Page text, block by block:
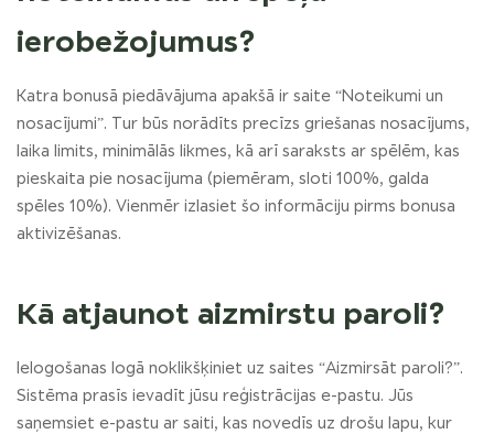
ierobežojumus?
Katra bonusā piedāvājuma apakšā ir saite “Noteikumi un
nosacījumi”. Tur būs norādīts precīzs griešanas nosacījums,
laika limits, minimālās likmes, kā arī saraksts ar spēlēm, kas
pieskaita pie nosacījuma (piemēram, sloti 100%, galda
spēles 10%). Vienmēr izlasiet šo informāciju pirms bonusa
aktivizēšanas.
Kā atjaunot aizmirstu paroli?
Ielogošanas logā noklikšķiniet uz saites “Aizmirsāt paroli?”.
Sistēma prasīs ievadīt jūsu reģistrācijas e-pastu. Jūs
saņemsiet e-pastu ar saiti, kas novedīs uz drošu lapu, kur